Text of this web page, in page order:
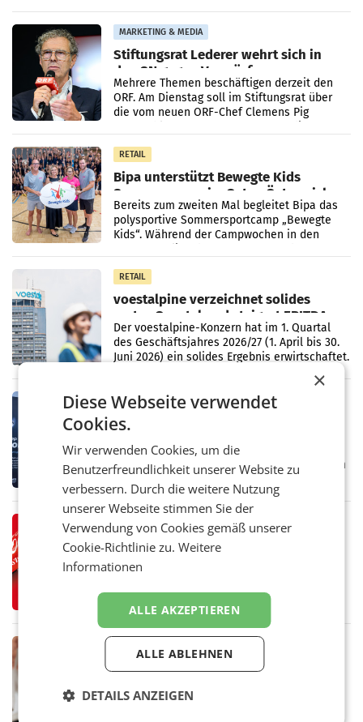
MARKETING & MEDIA
Stiftungsrat Lederer wehrt sich in
den SN gegen Vorwürfe
Mehrere Themen beschäftigen derzeit den
ORF. Am Dienstag soll im Stiftungsrat über
die vom neuen ORF-Chef Clemens Pig
RETAIL
Bipa unterstützt Bewegte Kids
Sommercamps im Osten Österreichs
Bereits zum zweiten Mal begleitet Bipa das
polysportive Sommersportcamp „Bewegte
Kids“. Während der Campwochen in den
RETAIL
voestalpine verzeichnet solides
erstes Quartal und steigert EBITDA
Der voestalpine-Konzern hat im 1. Quartal
des Geschäftsjahres 2026/27 (1. April bis 30.
Juni 2026) ein solides Ergebnis erwirtschaftet.
RETAIL
Kühl-Spray: SN Sports bringt „Keep
Die SN Sports GmbH bringt gemeinsam mit
der Firma Feygenblatt FloGu OG einen neuen
Markt. Das Produkt namens „Keep Cool“ ist zu
100 Prozent
Coca-Cola präsentiert
Markenidentität
weiterentwickelte visuelle Identität seiner
Verpackungen in Österreich vor. Im
Mittelpunkt des Redesigns stehen zentrale
Gestaltungselemente
Vöslauer 1,5-Liter-rePET-Flasche
Österreichs
BAD VÖSLAU. Die anhaltend hohen
×
Diese Webseite verwendet
Cookies.
Wir verwenden Cookies, um die
Benutzerfreundlichkeit unserer Website zu
verbessern. Durch die weitere Nutzung
unserer Webseite stimmen Sie der
Verwendung von Cookies gemäß unserer
Cookie-Richtlinie zu.Weitere
Informationen
ALLE AKZEPTIEREN
ALLE ABLEHNEN
DETAILS ANZEIGEN